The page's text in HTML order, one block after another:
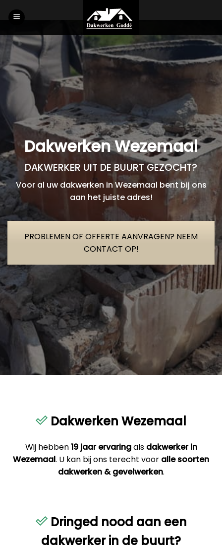
to
Dakwerken Wezemaal
DAKWERKER UIT DE BUURT GEZOCHT?
Voor al uw dakwerken in Wezemaal bent bij ons
aan het juiste adres!
PROBLEMEN OF OFFERTE AANVRAGEN? NEEM
CONTACT OP!
Dakwerken Wezemaal
Wij hebben19 jaar ervaringals dakwerker in
Wezemaal. U kan bij ons terecht voor alle soorten
dakwerken & gevelwerken.
Dringed nood aan een
dakwerker in de buurt?